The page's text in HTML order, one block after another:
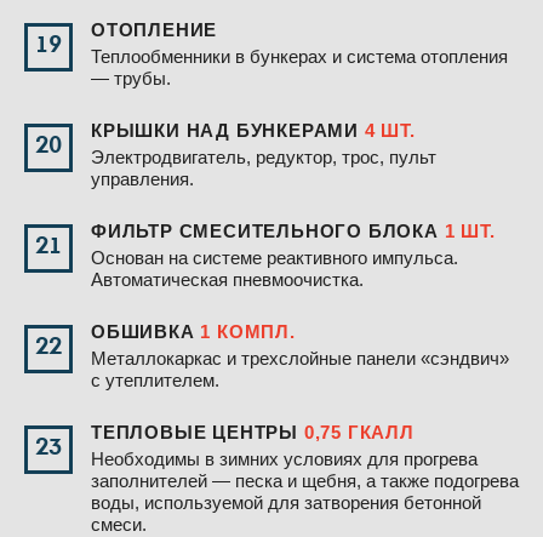
19
ОТОПЛЕНИЕ
Теплообменники в бункерах и система отопления
— трубы.
20
КРЫШКИ НАД БУНКЕРАМИ 4 ШТ.
Электродвигатель, редуктор, трос, пульт
управления.
21
ФИЛЬТР СМЕСИТЕЛЬНОГО БЛОКА 1 ШТ.
Основан на системе реактивного импульса.
Автоматическая пневмоочистка.
22
ОБШИВКА 1 КОМПЛ.
Металлокаркас и трехслойные панели «сэндвич»
с утеплителем.
23
ТЕПЛОВЫЕ ЦЕНТРЫ 0,75 ГКАЛЛ
Необходимы в зимних условиях для прогрева
заполнителей — песка и щебня, а также подогрева
воды, используемой для затворения бетонной
смеси.